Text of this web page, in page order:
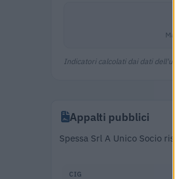
Indicatori calcolati dai dati
Appalti pubblici
Spessa Srl A Unico Socio
CIG